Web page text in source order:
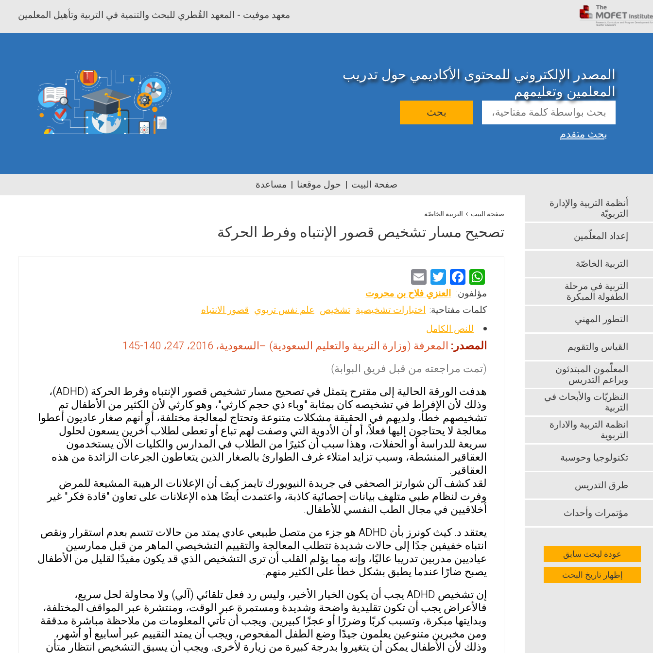
معهد موفيت - المعهد القُطري للبحث والتنمية في التربية وتأهيل المعلمين
المصدر الإلكتروني للمحتوى الأكاديمي حول تدريب
المعلمين وتعليمهم
بحث
بحث متقدم
صفحة البيت حول موقعنا مساعدة
صفحة البيت › التربية الخاصّة
تصحيح مسار تشخيص قصور الإنتباه وفرط الحركة
W
h
at
s
A
p
p
F
a
ce
b
o
o
k
T
wi
tt
m
ai
مؤلفون: العنزي فلاح بن محروت
كلمات مفتاحية: اختبارات تشخيصية تشخيص علم نفس تربوي قصور الانتباه
للنص الكامل
المصدر: المعرفة (وزارة التربية والتعليم السعودية) –السعودية، 2016، 247، 140-145
(تمت مراجعته من قبل فريق البوابة)
هدفت الورقة الحالية إلى مقترح يتمثل في تصحيح مسار تشخيص قصور الإنتباه وفرط الحركة (ADHD)،
وذلك لأن الإفراط في تشخيصه كان بمثابة "وباء ذي حجم كارثي"، وهو كارثي لأن الكثير من الأطفال تم
تشخيصهم خطأ، ولديهم في الحقيقة مشكلات متنوعة وتحتاج لمعالجة مختلفة، أو أنهم صغار عاديون أعطوا
معالجة لا يحتاجون إليها فعلاً، أو أن الأدوية التي وصفت لهم تباع أو تعطى لطلاب آخرين يسعون لحلول
سريعة للدراسة أو الحفلات، وهذا سبب أن كثيرًا من الطلاب في المدارس والكليات الآن يستخدمون
العقاقير المنشطة، وسبب تزايد امتلاء غرف الطوارئ بالصغار الذين يتعاطون الجرعات الزائدة من هذه
العقاقير.
لقد كشف آلن شوارتز الصحفي في جريدة النيويورك تايمز كيف أن الإعلانات الرهيبة المشيعة للمرض
وفرت لنظام طبي متلهف بيانات إحصائية كاذبة، واعتمدت أيضًا هذه الإعلانات على تعاون "قادة فكر" غير
أخلاقيين في مجال الطب النفسي للأطفال.
يعتقد د. كيث كونرز بأن ADHD هو جزء من متصل طبيعي عادي يمتد من حالات تتسم بعدم استقرار ونقص
انتباه خفيفين جدًا إلى حالات شديدة تتطلب المعالجة والتقييم التشخيصي الماهر من قبل ممارسين
عياديين مدربين تدريبا عاليًا، وإنه مما يؤلم القلب أن ترى التشخيص الذي قد يكون مفيدًا لقليل من الأطفال
يصبح ضارًا عندما يطبق بشكل خطأ على الكثير منهم.
إن تشخيص ADHD يجب أن يكون الخيار الأخير، وليس رد فعل تلقائي (آلي) ولا محاولة لحل سريع،
فالأعراض يجب أن تكون تقليدية واضحة وشديدة ومستمرة عبر الوقت، ومنتشرة عبر المواقف المختلفة،
وبدايتها مبكرة، وتسبب كربًا وضررًا أو عجزًا كبيرين. ويجب أن تأتي المعلومات من ملاحظة مباشرة مدققة
ومن مخبرين متنوعين يعلمون جيدًا وضع الطفل المفحوص، ويجب أن يمتد التقييم عبر أسابيع أو أشهر،
وذلك لأن الأطفال يمكن أن يتغيروا بدرجة كبيرة من زيارة لأخرى. ويجب أن يسبق التشخيص انتظار متأن
أنظمة التربية والإدارة
التربويّة
إعداد المعلّمين
التربية الخاصّة
التربية في مرحلة
الطفولة المبكرة
التطور المهني
القياس والتقويم
المعلّمون المبتدئون
وبراعم التدريس
النظريّات والأبحاث في
التربية
انظمة التربية والادارة
التربوية
تكنولوجيا وحوسبة
طرق التدريس
مؤتمرات وأحداث
عودة لبحث سابق
إظهار تاريخ البحث